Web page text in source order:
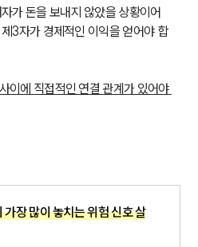
가 돈을 보내지 않았을 상황이어
3자가 경제적인 이익을 얻어야 합
이에 직접적인 연결 관계가 있어야
장 많이 놓치는 위험 신호 살